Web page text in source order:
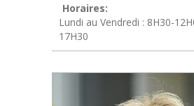
Horaires:
Lundi au Vendredi : 8H30-
17H30